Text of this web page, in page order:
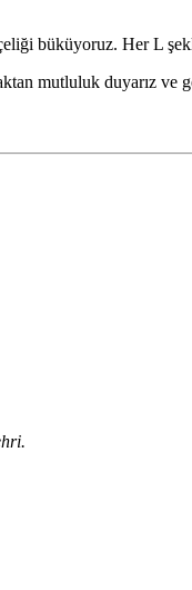
büküyoruz. Her L
mutluluk duyarız ve